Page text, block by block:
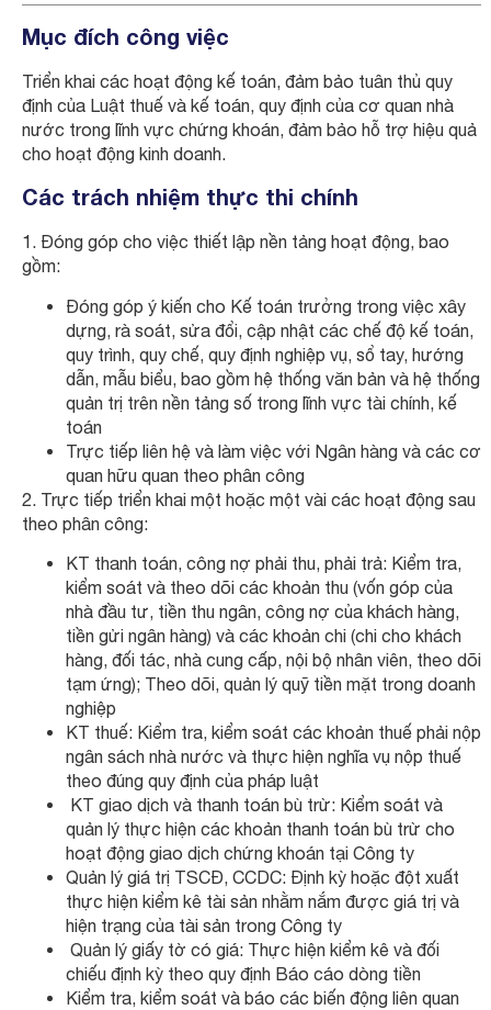
Mục đích công việc
Triển khai các hoạt động kế toán, đảm bảo tuân thủ quy
định của Luật thuế và kế toán, quy định của cơ quan nhà
nước trong lĩnh vực chứng khoán, đảm bảo hỗ trợ hiệu quả
cho hoạt động kinh doanh.
Các trách nhiệm thực thi chính
1. Đóng góp cho việc thiết lập nền tảng hoạt động, bao
gồm:
Đóng góp ý kiến cho Kế toán trưởng trong việc xây
dựng, rà soát, sửa đổi, cập nhật các chế độ kế toán,
quy trình, quy chế, quy định nghiệp vụ, sổ tay, hướng
dẫn, mẫu biểu, bao gồm hệ thống văn bản và hệ thống
quản trị trên nền tảng số trong lĩnh vực tài chính, kế
toán
Trực tiếp liên hệ và làm việc với Ngân hàng và các cơ
quan hữu quan theo phân công
2. Trực tiếp triển khai một hoặc một vài các hoạt động sau
theo phân công:
KT thanh toán, công nợ phải thu, phải trả: Kiểm tra,
kiểm soát và theo dõi các khoản thu (vốn góp của
nhà đầu tư, tiền thu ngân, công nợ của khách hàng,
tiền gửi ngân hàng) và các khoản chi (chi cho khách
hàng, đối tác, nhà cung cấp, nội bộ nhân viên, theo dõi
tạm ứng); Theo dõi, quản lý quỹ tiền mặt trong doanh
nghiệp
KT thuế: Kiểm tra, kiểm soát các khoản thuế phải nộp
ngân sách nhà nước và thực hiện nghĩa vụ nộp thuế
theo đúng quy định của pháp luật
KT giao dịch và thanh toán bù trừ: Kiểm soát và
quản lý thực hiện các khoản thanh toán bù trừ cho
hoạt động giao dịch chứng khoán tại Công ty
Quản lý giá trị TSCĐ, CCDC: Định kỳ hoặc đột xuất
thực hiện kiểm kê tài sản nhằm nắm được giá trị và
hiện trạng của tài sản trong Công ty
Quản lý giấy tờ có giá: Thực hiện kiểm kê và đối
chiếu định kỳ theo quy định Báo cáo dòng tiền
Kiểm tra, kiểm soát và báo các biến động liên quan